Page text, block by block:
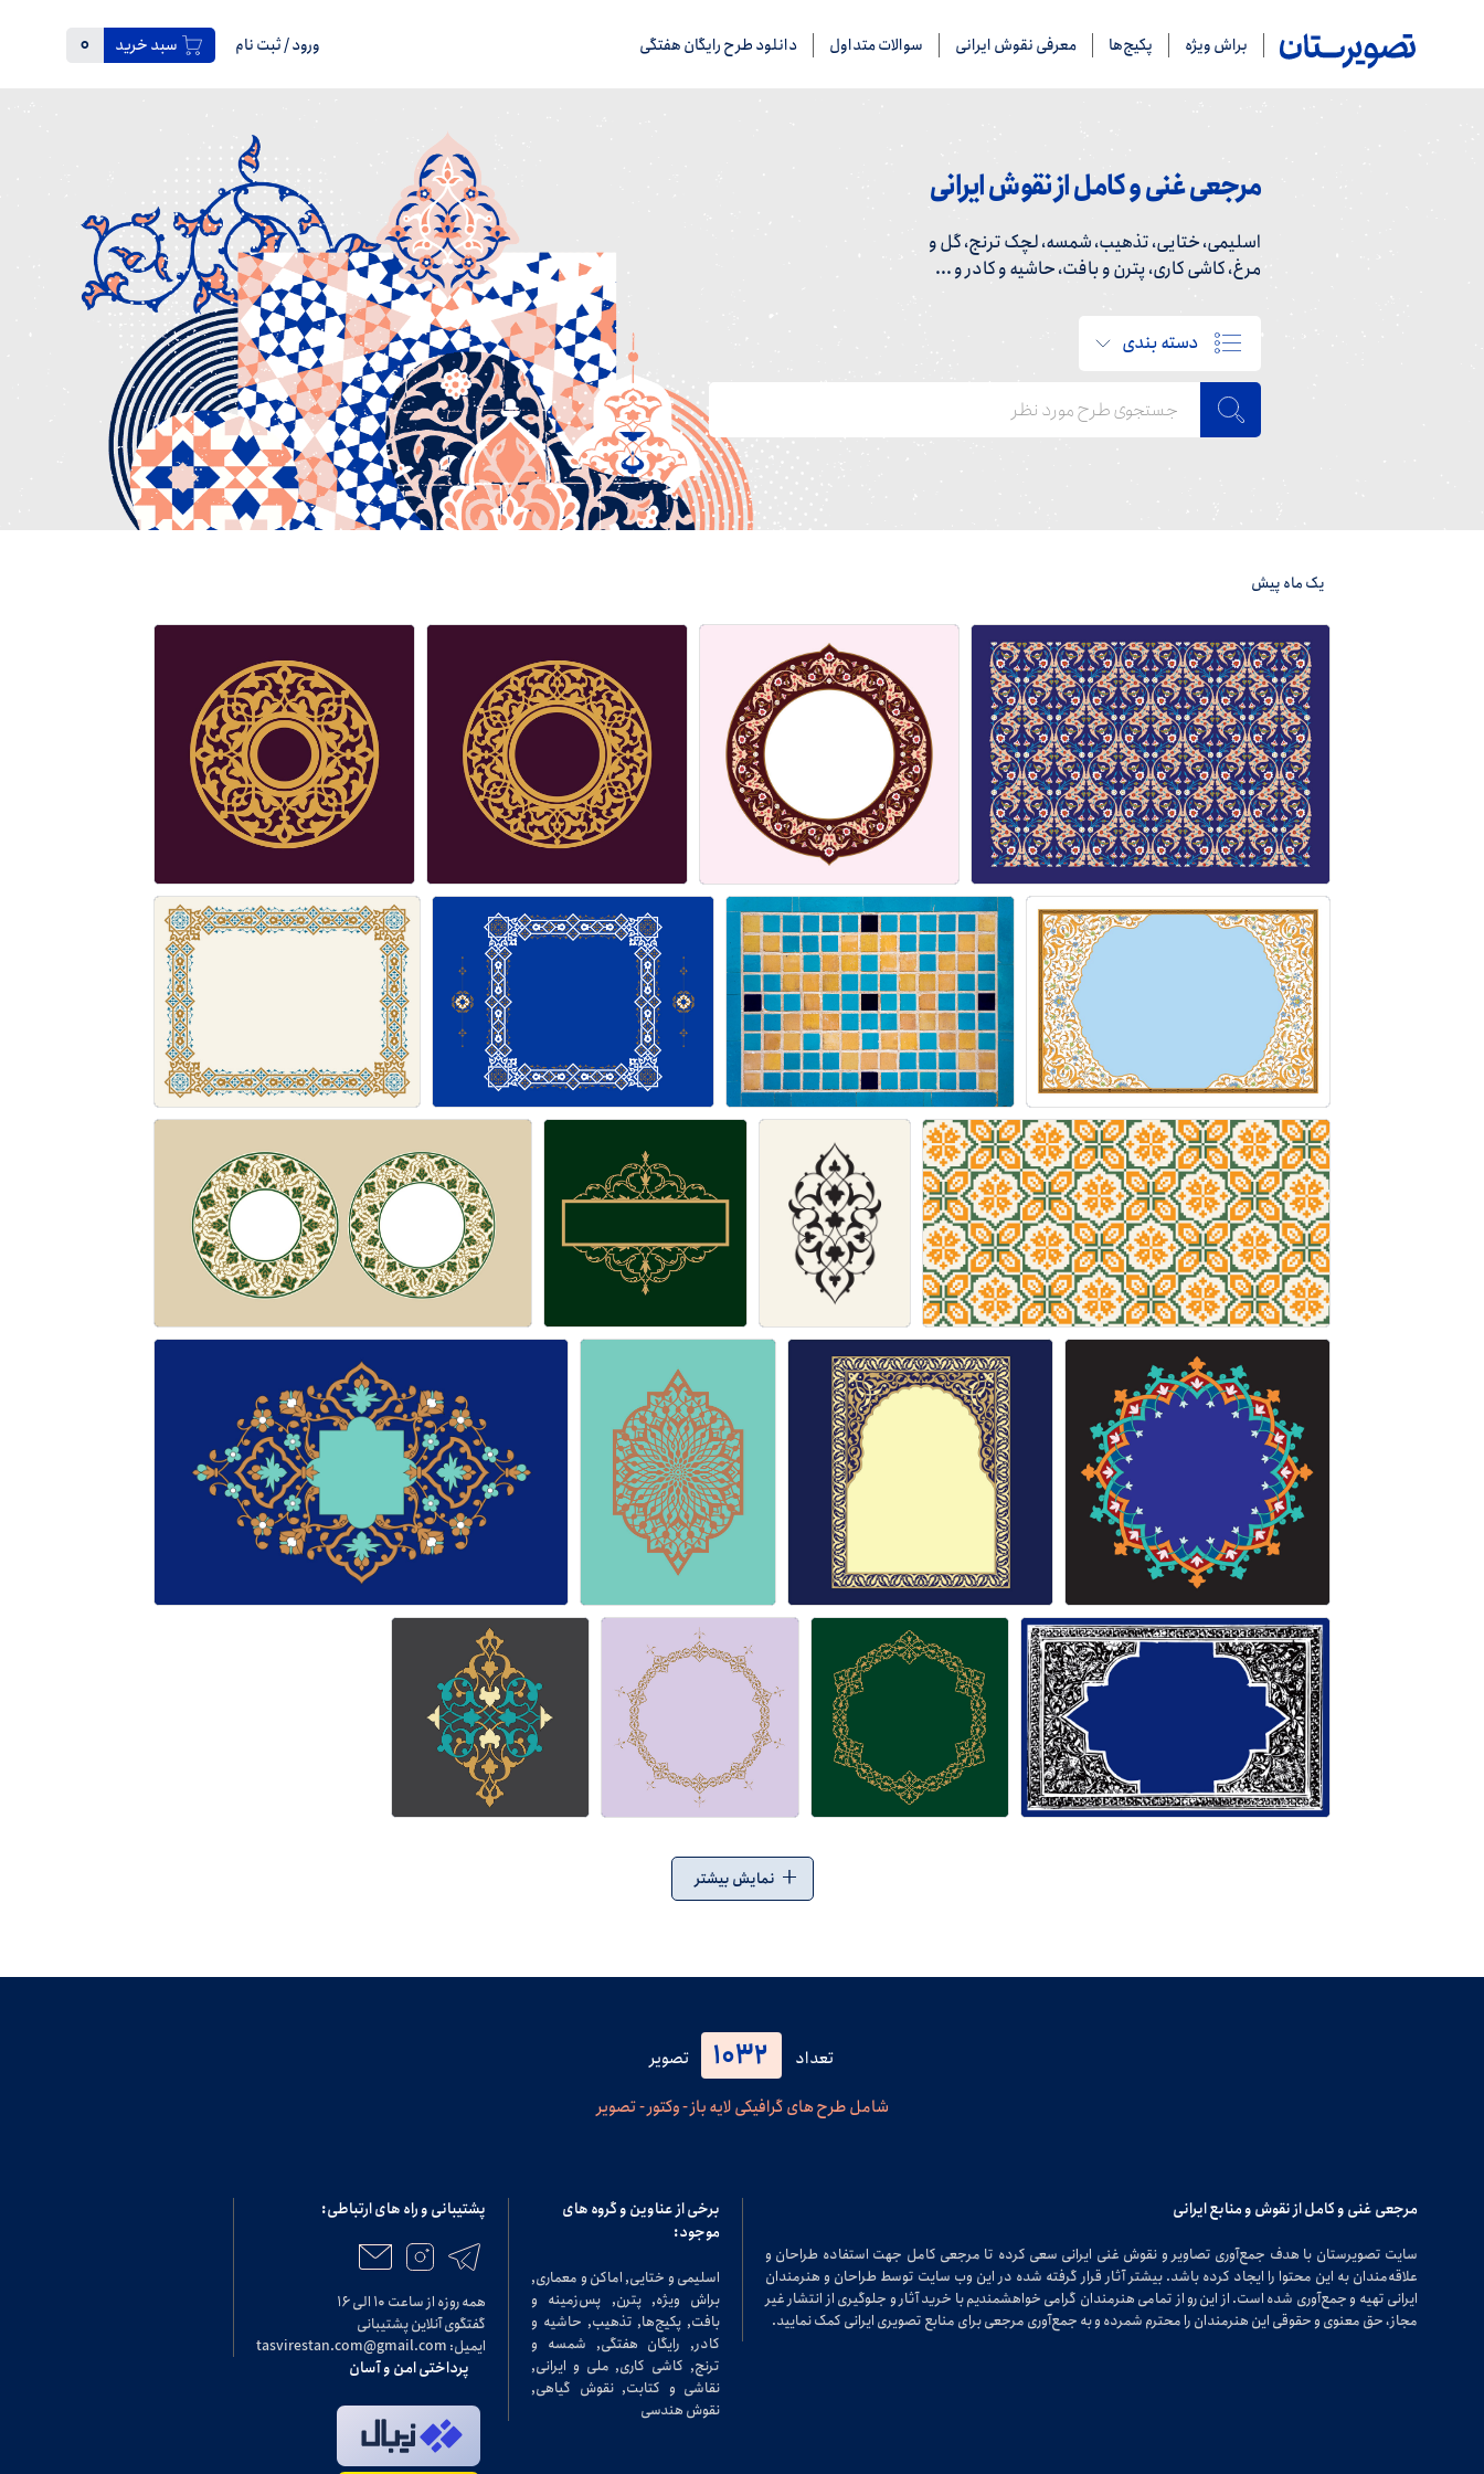
براش ویژه پکیج‌ها معرفی نقوش ایرانی سوالات متداول دانلود طرح رایگان هفتگی سبد خرید 0 ورود/ثبت نام
مرجعی غنی و کامل از نقوش ایرانی
اسلیمی، ختایی، تذهیب، شمسه، لچک ترنج، گل و
مرغ، کاشی کاری، پترن و بافت، حاشیه و کادر و ...
دسته بندی
یک ماه پیش
+ نمایش بیشتر
تعداد 1032
تصویر
شامل طرح های گرافیکی لایه باز - وکتور - تصویر
مرجعی غنی و کامل از نقوش و منابع ایرانی
سایت تصویرستان با هدف جمع‌آوری تصاویر و نقوش غنی ایرانی سعی کرده تا مرجعی کامل جهت استفاده طراحان و
علاقه‌مندان به این محتوا را ایجاد کرده باشد. بیشتر آثار قرار گرفته شده در این وب سایت توسط طراحان و هنرمندان
ایرانی تهیه و جمع‌آوری شده است. از این رو از تمامی هنرمندان گرامی خواهشمندیم با خرید آثار و جلوگیری از انتشار غیر
مجاز، حق معنوی و حقوقی این هنرمندان را محترم شمرده و به جمع‌آوری مرجعی برای منابع تصویری ایرانی کمک نمایید.
برخی از عناوین و گروه های
موجود:
اسلیمی و ختایی, اماکن و معماری,
براش ویژه, پترن, پس‌زمینه و
بافت, پکیج‌ها, تذهیب, حاشیه و
کادر, رایگان هفتگی, شمسه و
ترنج, کاشی کاری, ملی و ایرانی,
نقاشی و کتابت, نقوش گیاهی,
نقوش هندسی
پشتیبانی و راه های ارتباطی:
همه روزه از ساعت ۱۰ الی ۱۶
گفتگوی آنلاین پشتیبانی
ایمیل: tasvirestan.com@gmail.com
پرداختی امن و آسان